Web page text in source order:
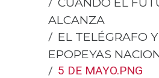
ALCANZA
EL TELÉGRAFO
EPOPEYAS
5 DE MAYO.PNG